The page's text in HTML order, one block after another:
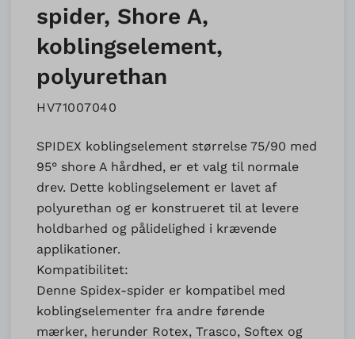
spider, Shore A,
koblingselement,
polyurethan
HV71007040
SPIDEX koblingselement størrelse 75/90 med
95° shore A hårdhed, er et valg til normale
drev. Dette koblingselement er lavet af
polyurethan og er konstrueret til at levere
holdbarhed og pålidelighed i krævende
applikationer.
Kompatibilitet:
Denne Spidex-spider er kompatibel med
koblingselementer fra andre førende
mærker, herunder Rotex, Trasco, Softex og